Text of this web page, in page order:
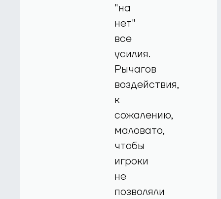
"на
нет"
все
усилия.
Рычагов
воздействия,
к
сожалению,
маловато,
чтобы
игроки
не
позволяли